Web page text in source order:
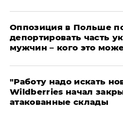
Оппозиция в Польше
депортировать часть
мужчин – кого это
"Работу надо искать
Wildberries начал
атакованные склады